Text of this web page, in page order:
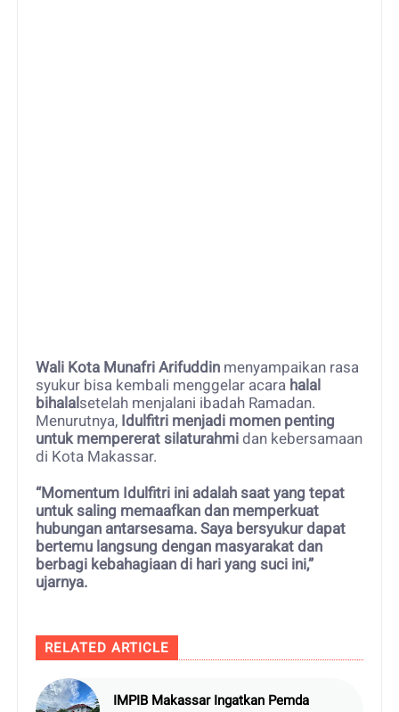
Wali Kota Munafri Arifuddin menyampaikan rasa
syukur bisa kembali menggelar acara halal
bihalal setelah menjalani ibadah Ramadan.
Menurutnya, Idulfitri menjadi momen penting
untuk mempererat silaturahmi dan kebersamaan
di Kota Makassar.
“Momentum Idulfitri ini adalah saat yang tepat
untuk saling memaafkan dan memperkuat
hubungan antarsesama. Saya bersyukur dapat
bertemu langsung dengan masyarakat dan
berbagi kebahagiaan di hari yang suci ini,”
ujarnya.
RELATED ARTICLE
IMPIB Makassar Ingatkan Pemda